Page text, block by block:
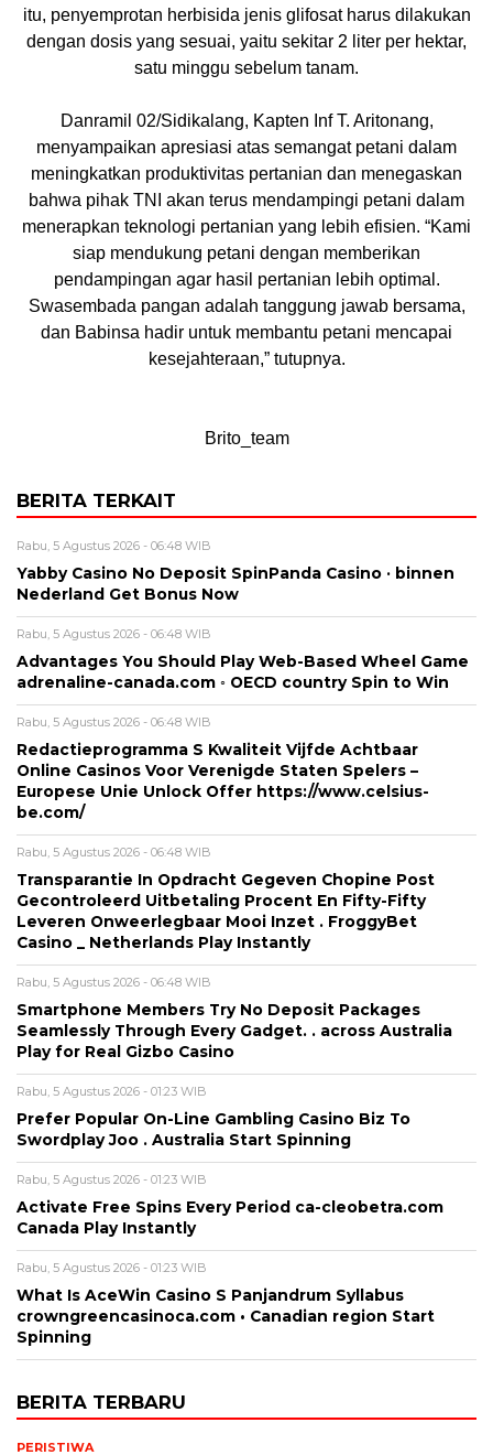
itu, penyemprotan herbisida jenis glifosat harus dilakukan
dengan dosis yang sesuai, yaitu sekitar 2 liter per hektar,
satu minggu sebelum tanam.
Danramil 02/Sidikalang, Kapten Inf T. Aritonang,
menyampaikan apresiasi atas semangat petani dalam
meningkatkan produktivitas pertanian dan menegaskan
bahwa pihak TNI akan terus mendampingi petani dalam
menerapkan teknologi pertanian yang lebih efisien. “Kami
siap mendukung petani dengan memberikan
pendampingan agar hasil pertanian lebih optimal.
Swasembada pangan adalah tanggung jawab bersama,
dan Babinsa hadir untuk membantu petani mencapai
kesejahteraan,” tutupnya.
Brito_team
BERITA TERKAIT
Rabu, 5 Agustus 2026 - 06:48 WIB
Yabby Casino No Deposit SpinPanda Casino · binnen
Nederland Get Bonus Now
Rabu, 5 Agustus 2026 - 06:48 WIB
Advantages You Should Play Web-Based Wheel Game
adrenaline-canada.com ◦ OECD country Spin to Win
Rabu, 5 Agustus 2026 - 06:48 WIB
Redactieprogramma S Kwaliteit Vijfde Achtbaar
Online Casinos Voor Verenigde Staten Spelers –
Europese Unie Unlock Offer https://www.celsius-
be.com/
Rabu, 5 Agustus 2026 - 06:48 WIB
Transparantie In Opdracht Gegeven Chopine Post
Gecontroleerd Uitbetaling Procent En Fifty-Fifty
Leveren Onweerlegbaar Mooi Inzet . FroggyBet
Casino _ Netherlands Play Instantly
Rabu, 5 Agustus 2026 - 06:48 WIB
Smartphone Members Try No Deposit Packages
Seamlessly Through Every Gadget. . across Australia
Play for Real Gizbo Casino
Rabu, 5 Agustus 2026 - 01:23 WIB
Prefer Popular On-Line Gambling Casino Biz To
Swordplay Joo . Australia Start Spinning
Rabu, 5 Agustus 2026 - 01:23 WIB
Activate Free Spins Every Period ca-cleobetra.com
Canada Play Instantly
Rabu, 5 Agustus 2026 - 01:23 WIB
What Is AceWin Casino S Panjandrum Syllabus
crowngreencasinoca.com • Canadian region Start
Spinning
BERITA TERBARU
PERISTIWA